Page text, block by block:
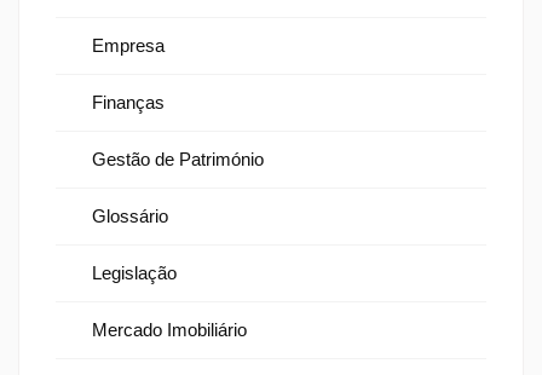
Empresa
Finanças
Gestão de Património
Glossário
Legislação
Mercado Imobiliário